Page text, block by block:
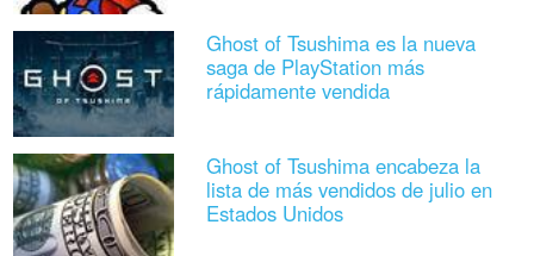
Ghost of Tsushima es la nueva
saga de PlayStation más
rápidamente vendida
Ghost of Tsushima encabeza la
lista de más vendidos de julio en
Estados Unidos